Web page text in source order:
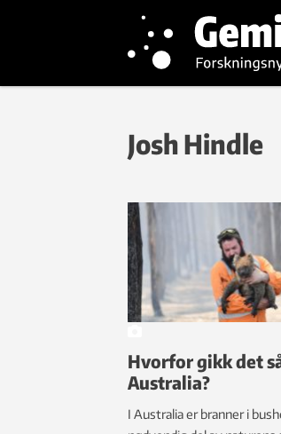
Josh Hindle
Hvorfor gikk det
Australia?
I Australia er branner i